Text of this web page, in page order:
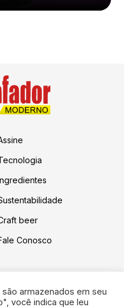
beer
Conosco
nas Redes:
armazenados em seu
você indica que leu